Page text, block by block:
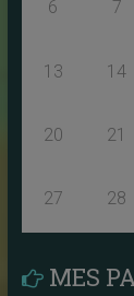
6 7
13 14
20 21
27 28
MES